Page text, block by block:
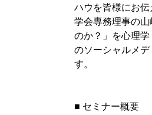
ハウを皆様にお
学会専務理事の
のか？」を心理
のソーシャルメ
す。
■ セミナー概要